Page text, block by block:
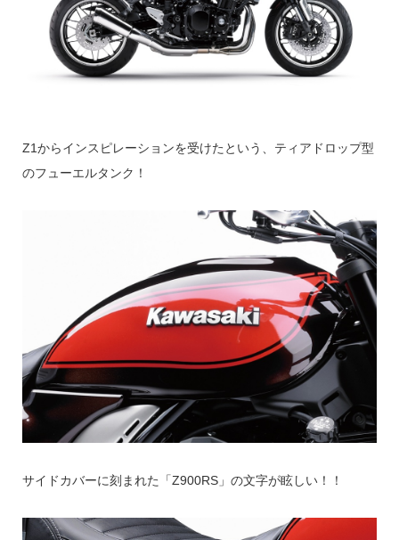
Z1からインスピレーションを受けたという、ティアドロップ型
のフューエルタンク！
サイドカバーに刻まれた「Z900RS」の文字が眩しい！！